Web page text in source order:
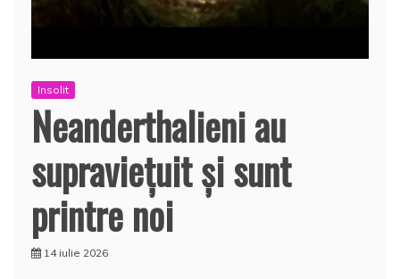
Insolit
Neanderthalieni au
supravieţuit şi sunt
printre noi
14 iulie 2026